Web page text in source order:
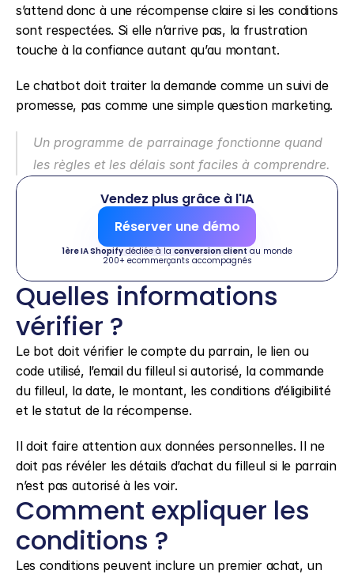
s’attend donc à une récompense claire si les conditions
sont respectées. Si elle n’arrive pas, la frustration
touche à la confiance autant qu’au montant.
Le chatbot doit traiter la demande comme un suivi de
promesse, pas comme une simple question marketing.
Un programme de parrainage fonctionne quand
les règles et les délais sont faciles à comprendre.
Vendez plus grâce à l'IA
Réserver une démo
1ère IA Shopify dédiée à la conversion client au monde
200+ ecommerçants accompagnés
Quelles informations
vérifier ?
Le bot doit vérifier le compte du parrain, le lien ou
code utilisé, l’email du filleul si autorisé, la commande
du filleul, la date, le montant, les conditions d’éligibilité
et le statut de la récompense.
Il doit faire attention aux données personnelles. Il ne
doit pas révéler les détails d’achat du filleul si le parrain
n’est pas autorisé à les voir.
Comment expliquer les
conditions ?
Les conditions peuvent inclure un premier achat, un